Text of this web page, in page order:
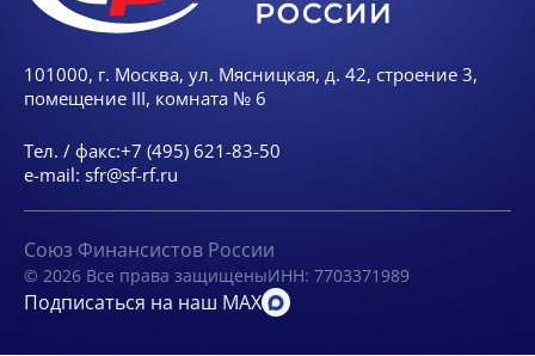
101000, г. Москва, ул. Мясницкая, д. 42, строение 3,
помещение III, комната № 6
Тел. / факс:+7 (495) 621-83-50
e-mail: sfr@sf-rf.ru
Союз Финансистов России
© 2026 Все права защищеныИНН: 7703371989
Подписаться на наш MAX